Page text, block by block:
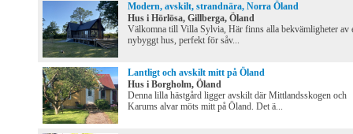
Modern, avskilt, strandnära, Norra Öland
Hus i Hörlösa, Gillberga, Öland
Välkomna till Villa Sylvia, Här finns alla bekvämligheter av
nybyggt hus, perfekt för såv...
Lantligt och avskilt mitt på Öland
Hus i Borgholm, Öland
Denna lilla hästgård ligger avskilt där Mittlandsskogen och
Karums alvar möts mitt på Öland. Det ä...